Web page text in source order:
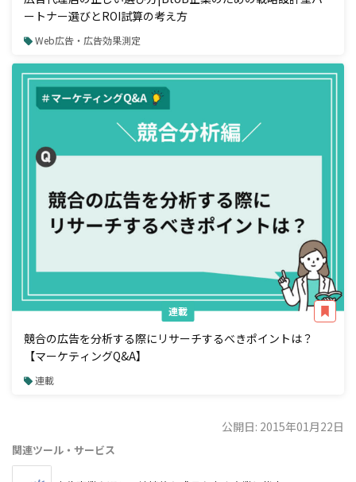
ートナー選びとROI試算の考え方
Web広告・広告効果測定
連載
競合の広告を分析する際にリサーチするべきポイントは？
【マーケティングQ&A】
連載
公開日: 2015年01月22日
関連ツール・サービス